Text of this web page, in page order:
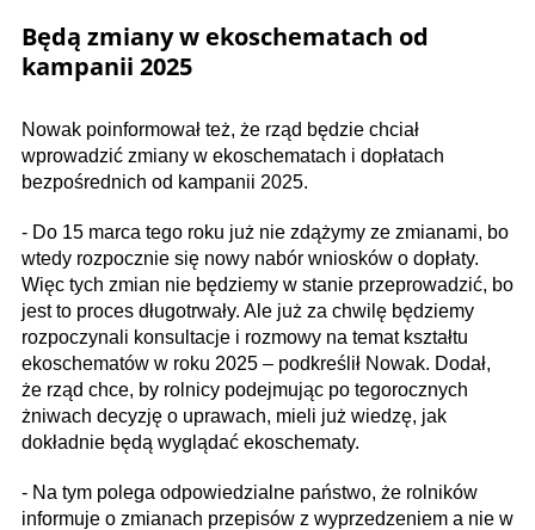
Będą zmiany w ekoschematach od
kampanii 2025
Nowak poinformował też, że rząd będzie chciał
wprowadzić zmiany w ekoschematach i dopłatach
bezpośrednich od kampanii 2025.
- Do 15 marca tego roku już nie zdążymy ze zmianami, bo
wtedy rozpocznie się nowy nabór wniosków o dopłaty.
Więc tych zmian nie będziemy w stanie przeprowadzić, bo
jest to proces długotrwały. Ale już za chwilę będziemy
rozpoczynali konsultacje i rozmowy na temat kształtu
ekoschematów w roku 2025 – podkreślił Nowak. Dodał,
że rząd chce, by rolnicy podejmując po tegorocznych
żniwach decyzję o uprawach, mieli już wiedzę, jak
dokładnie będą wyglądać ekoschematy.
- Na tym polega odpowiedzialne państwo, że rolników
informuje o zmianach przepisów z wyprzedzeniem a nie w